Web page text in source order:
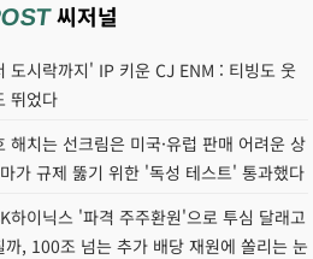
씨저널
도시락까지' IP 키운 CJ ENM : 티빙도 웃
뛰었다
해치는 선크림은 미국·유럽 판매 어려운 상
가 규제 뚫기 위한 '독성 테스트' 통과했다
하이닉스 '파격 주주환원'으로 투심 달래고
까, 100조 넘는 추가 배당 재원에 쏠리는 눈